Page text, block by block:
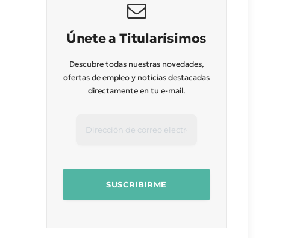
Únete a Titularísimos
Descubre todas nuestras novedades,
ofertas de empleo y noticias destacadas
directamente en tu e-mail.